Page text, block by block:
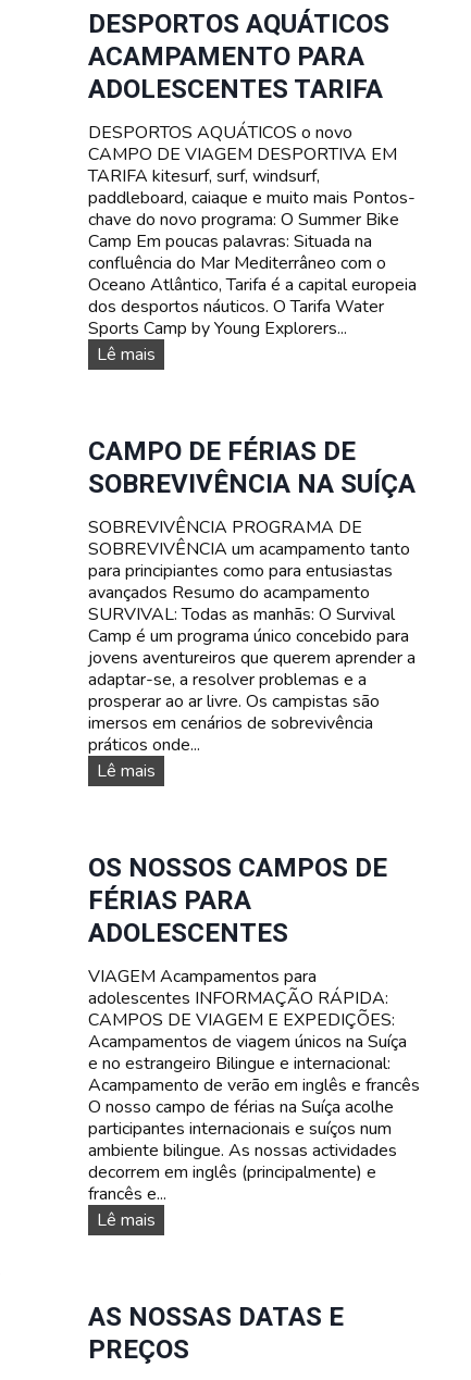
p
a
m
e
n
t
o
s
F
A
M
I
L
I
A
R
E
DESPORTOS AQUÁTICOS
ACAMPAMENTO PARA
ADOLESCENTES TARIFA
DESPORTOS AQUÁTICOS o novo
CAMPO DE VIAGEM DESPORTIVA EM
TARIFA kitesurf, surf, windsurf,
paddleboard, caiaque e muito mais Pontos-
chave do novo programa: O Summer Bike
Camp Em poucas palavras: Situada na
confluência do Mar Mediterrâneo com o
Oceano Atlântico, Tarifa é a capital europeia
dos desportos náuticos. O Tarifa Water
Sports Camp by Young Explorers...
Lê maisD
E
O
R
T
S
A
Q
U
Á
T
I
C
O
S
A
C
A
A
M
E
N
T
P
A
R
A
A
D
O
L
E
S
C
E
S
T
A
CAMPO DE FÉRIAS DE
SOBREVIVÊNCIA NA SUÍÇA
SOBREVIVÊNCIA PROGRAMA DE
SOBREVIVÊNCIA um acampamento tanto
para principiantes como para entusiastas
avançados Resumo do acampamento
SURVIVAL: Todas as manhãs: O Survival
Camp é um programa único concebido para
jovens aventureiros que querem aprender a
adaptar-se, a resolver problemas e a
prosperar ao ar livre. Os campistas são
imersos em cenários de sobrevivência
práticos onde...
Lê maisC
A
O
D
E
F
É
R
I
A
S
D
E
S
O
B
R
E
V
I
C
A
OS NOSSOS CAMPOS DE
FÉRIAS PARA
ADOLESCENTES
VIAGEM Acampamentos para
adolescentes INFORMAÇÃO RÁPIDA:
CAMPOS DE VIAGEM E EXPEDIÇÕES:
Acampamentos de viagem únicos na Suíça
e no estrangeiro Bilingue e internacional:
Acampamento de verão em inglês e francês
O nosso campo de férias na Suíça acolhe
participantes internacionais e suíços num
ambiente bilingue. As nossas actividades
decorrem em inglês (principalmente) e
francês e...
Lê maisO
s
s
s
o
AS NOSSAS DATAS E
PREÇOS